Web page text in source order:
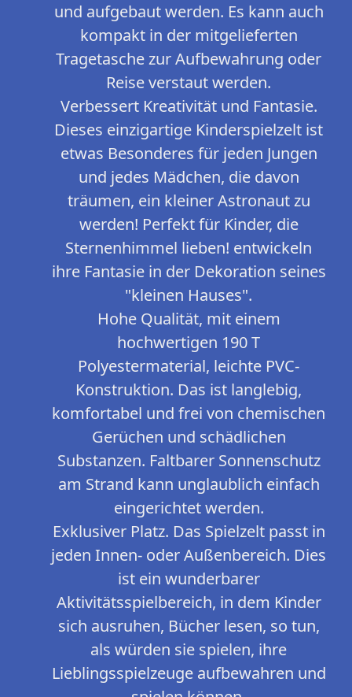
und aufgebaut werden. Es kann auch
kompakt in der mitgelieferten
Tragetasche zur Aufbewahrung oder
Reise verstaut werden.
Verbessert Kreativität und Fantasie.
Dieses einzigartige Kinderspielzelt ist
etwas Besonderes für jeden Jungen
und jedes Mädchen, die davon
träumen, ein kleiner Astronaut zu
werden! Perfekt für Kinder, die
Sternenhimmel lieben! entwickeln
ihre Fantasie in der Dekoration seines
"kleinen Hauses".
Hohe Qualität, mit einem
hochwertigen 190 T
Polyestermaterial, leichte PVC-
Konstruktion. Das ist langlebig,
komfortabel und frei von chemischen
Gerüchen und schädlichen
Substanzen. Faltbarer Sonnenschutz
am Strand kann unglaublich einfach
eingerichtet werden.
Exklusiver Platz. Das Spielzelt passt in
jeden Innen- oder Außenbereich. Dies
ist ein wunderbarer
Aktivitätsspielbereich, in dem Kinder
sich ausruhen, Bücher lesen, so tun,
als würden sie spielen, ihre
Lieblingsspielzeuge aufbewahren und